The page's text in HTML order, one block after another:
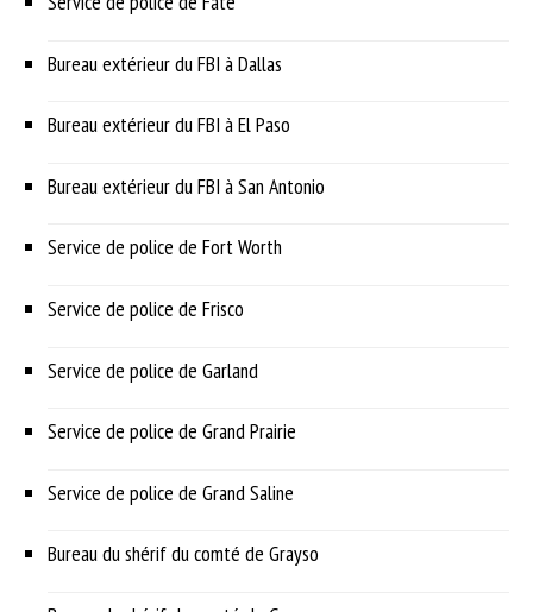
Bureau extérieur du FBI à Dallas
Bureau extérieur du FBI à El Paso
Bureau extérieur du FBI à San Antonio
Service de police de Fort Worth
Service de police de Frisco
Service de police de Garland
Service de police de Grand Prairie
Service de police de Grand Saline
Bureau du shérif du comté de Grayso